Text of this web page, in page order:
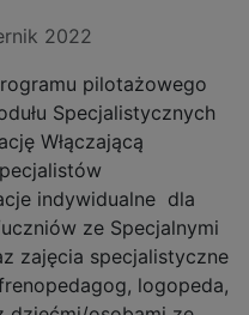
2022
pilotażowego
Specjalistycznych
Włączającą
indywidualne dla
ze Specjalnymi
zajęcia specjalistyczne
logopeda,